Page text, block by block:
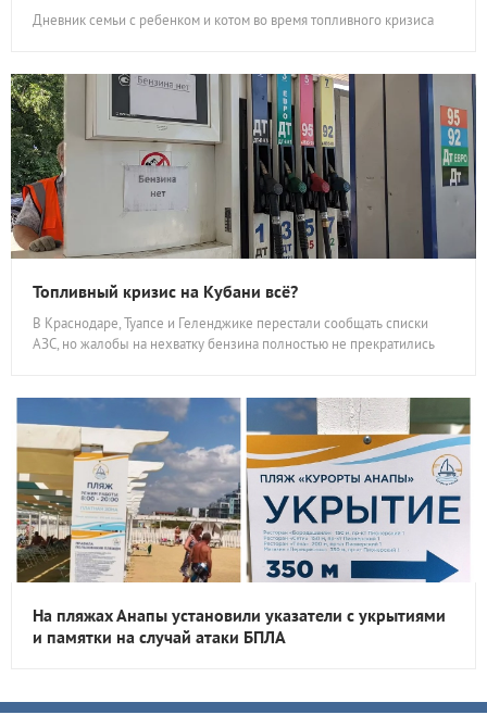
Дневник семьи с ребенком и котом во время топливного кризиса
Топливный кризис на Кубани всё?
В Краснодаре, Туапсе и Геленджике перестали сообщать списки
АЗС, но жалобы на нехватку бензина полностью не прекратились
На пляжах Анапы установили указатели с укрытиями
и памятки на случай атаки БПЛА